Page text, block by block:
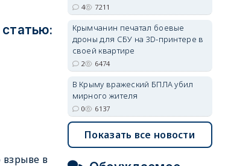
взрыве в
4 7211
Крымчанин печатал боевые
дроны для СБУ на 3D-принтере в
своей квартире
2 6474
В Крыму вражеский БПЛА убил
мирного жителя
0 6137
Показать все новости